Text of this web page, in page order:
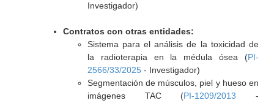
Investigador)
Contratos con otras entidades:
Sistema para el análisis de la toxicidad de
la radioterapia en la médula ósea (PI-
2566/33/2025- Investigador)
Segmentación de músculos, piel y hueso en
imágenes TAC (PI-1209/2013 -